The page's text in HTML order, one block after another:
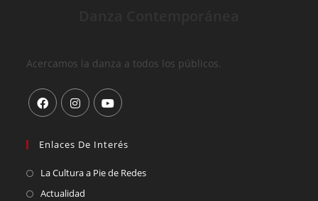
Acercamos la danza a todos los públicos.
Enlaces De Interés
La Cultura a Pie de Redes
Actualidad